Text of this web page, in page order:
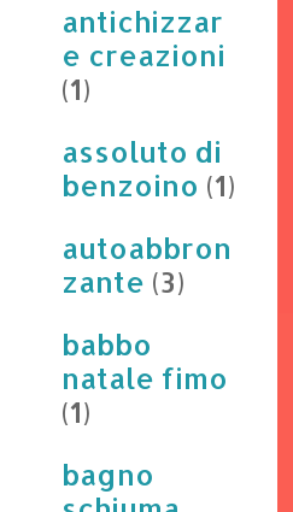
antichizzar
e creazioni
(1)
assoluto di
benzoino (1)
autoabbron
zante (3)
babbo
natale fimo
(1)
bagno